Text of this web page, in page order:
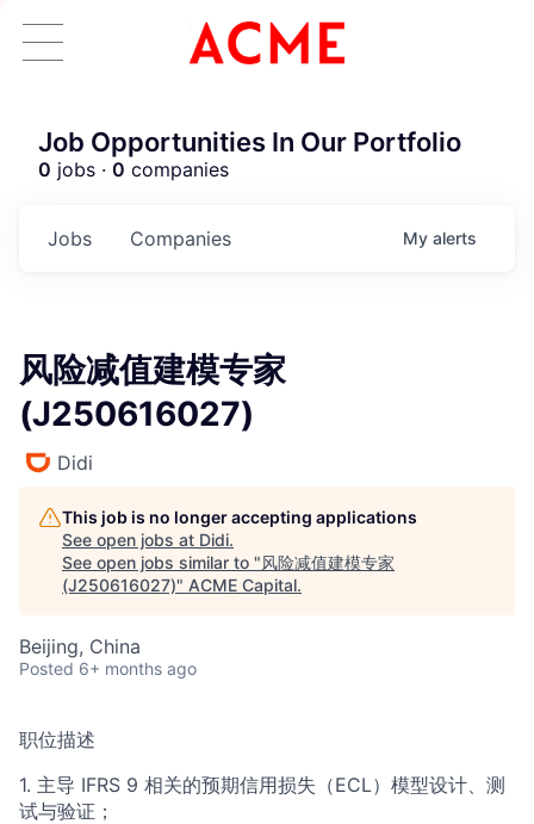
ACME Homepage
Job Opportunities In Our Portfolio
0 jobs · 0 companies
Jobs Companies My alerts
风险减值建模专家
(J250616027)
Didi
This job is no longer accepting applications
See open jobs at Didi.
See open jobs similar to "风险减值建模专家
(J250616027)" ACME Capital.
Beijing, China
Posted 6+ months ago
职位描述
1. 主导 IFRS 9 相关的预期信用损失（ECL）模型设计、测
试与验证；